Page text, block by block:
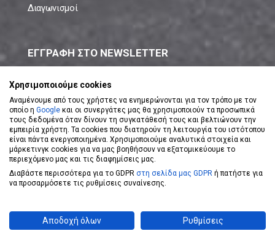
Διαγωνισμοί
ΕΓΓΡΑΦΗ ΣΤΟ NEWSLETTER
ΕΓΓΡΑΦΗ ΣΤΟ NEWSLETTER
Αποδέχομαι τουςΌρους Χρήσης
Powered byeShopKeyDesigned byKoolmetrix
Χρησιμοποιούμε cookies
Αναμένουμε από τους χρήστες να ενημερώνονται για τον τρόπο με τον
οποίο η Google και οι συνεργάτες μας θα χρησιμοποιούν τα προσωπικά
τους δεδομένα όταν δίνουν τη συγκατάθεσή τους και βελτιώνουν την
εμπειρία χρήστη. Τα cookies που διατηρούν τη λειτουργία του ιστότοπου
είναι πάντα ενεργοποιημένα. Χρησιμοποιούμε αναλυτικά στοιχεία και
μάρκετινγκ cookies για να μας βοηθήσουν να εξατομικεύουμε το
περιεχόμενο μας και τις διαφημίσεις μας.
Διαβάστε περισσότερα για το GDPR στη σελίδα μας GDPR ή πατήστε για
να προσαρμόσετε τις ρυθμίσεις συναίνεσης.
Αποδοχή όλων Ρυθμίσεις